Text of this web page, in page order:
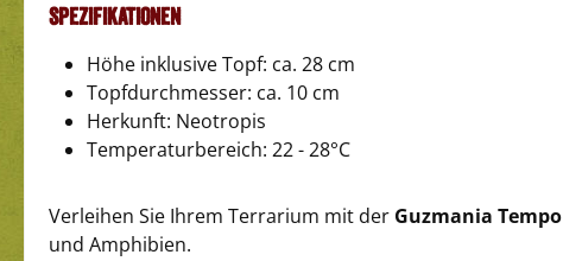
Spezifikationen
Höhe inklusive Topf: ca. 28 cm
Topfdurchmesser: ca. 10 cm
Herkunft: Neotropis
Temperaturbereich: 22 - 28°C
Verleihen Sie Ihrem Terrarium mit der Guzmania Tempo
und Amphibien.